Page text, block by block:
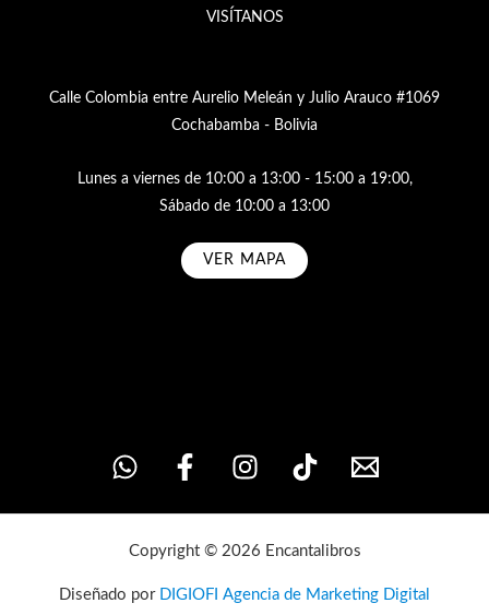
VISÍTANOS
Calle Colombia entre Aurelio Meleán y Julio Arauco #1069
Cochabamba - Bolivia
Lunes a viernes de 10:00 a 13:00 - 15:00 a 19:00,
Sábado de 10:00 a 13:00
VER MAPA
Copyright © 2026 Encantalibros
Diseñado por DIGIOFI Agencia de Marketing Digital